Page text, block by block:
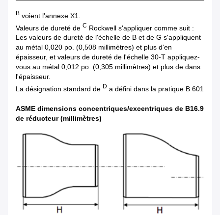
B voient l'annexe X1.
Valeurs de dureté de C Rockwell s'appliquer comme suit :
Les valeurs de dureté de l'échelle de B et de G s'appliquent
au métal 0,020 po. (0,508 millimètres) et plus d'en
épaisseur, et valeurs de dureté de l'échelle 30-T appliquez-
vous au métal 0,012 po. (0,305 millimètres) et plus de dans
l'épaisseur.
La désignation standard de D a défini dans la pratique B 601
ASME dimensions concentriques/excentriques de B16.9
de réducteur (millimètres)